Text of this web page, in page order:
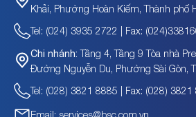
Khải, Phường Hoàn Kiếm, Thành phố
Tel: (024) 3935 2722 | Fax:
Chi nhánh: Tầng 4, Tầng 9 Tòa nhà
Đường Nguyễn Du, Phường Sài Gòn,
Tel: (028) 3821 8885 | Fax: (028) 3821
Email: services@bsc.com.vn